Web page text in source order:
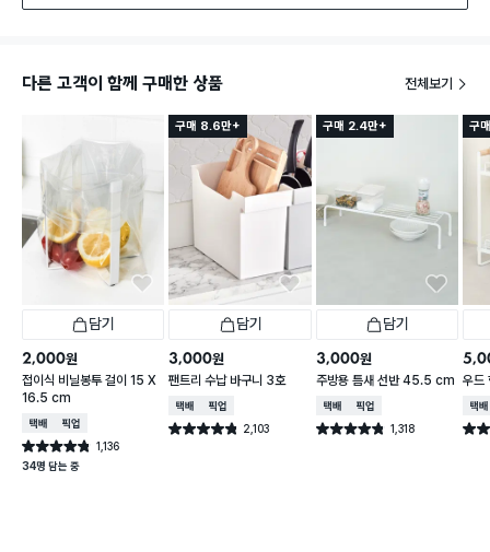
다른 고객이 함께 구매한 상품 전체보기
담기
2,000원
접이식 비닐봉투 걸이 15 X
16.5 cm
택배배송매장픽업
별점 4.8점 1,136
건 작성
34명 담는 중
구매 8.6만+
담기
3,000원
팬트리 수납 바구니 3호
택배배송매장픽업
별점 4.8점 2,103
건 작성
구매 2.4만+
담기
3,000원
주방용 틈새 선반 45.5 cm
택배배송매장픽업
별점 4.8점 1,318
건 작성
구
우드
택배
별점